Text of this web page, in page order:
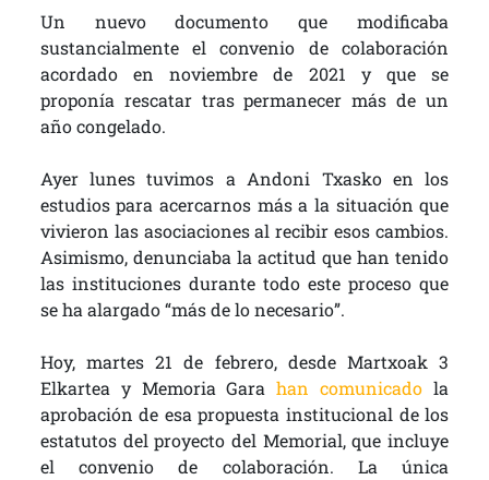
Un nuevo documento que modificaba
sustancialmente el convenio de colaboración
acordado en noviembre de 2021 y que se
proponía rescatar tras permanecer más de un
año congelado.
Ayer lunes tuvimos a Andoni Txasko en los
estudios para acercarnos más a la situación que
vivieron las asociaciones al recibir esos cambios.
Asimismo, denunciaba la actitud que han tenido
las instituciones durante todo este proceso que
se ha alargado “más de lo necesario”.
Hoy, martes 21 de febrero, desde Martxoak 3
Elkartea y Memoria Garahan comunicado la
aprobación de esa propuesta institucional de los
estatutos del proyecto del Memorial, que incluye
el convenio de colaboración. La única